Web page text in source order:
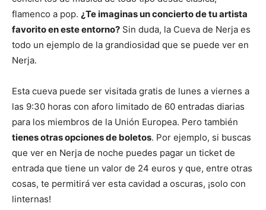
flamenco a pop. ¿Te imaginas un concierto de tu artista
favorito en este entorno? Sin duda, la Cueva de Nerja es
todo un ejemplo de la grandiosidad que se puede ver en
Nerja.
Esta cueva puede ser visitada gratis de lunes a viernes a
las 9:30 horas con aforo limitado de 60 entradas diarias
para los miembros de la Unión Europea. Pero también
tienes otras opciones de boletos. Por ejemplo, si buscas
que ver en Nerja de noche puedes pagar un ticket de
entrada que tiene un valor de 24 euros y que, entre otras
cosas, te permitirá ver esta cavidad a oscuras, ¡solo con
linternas!